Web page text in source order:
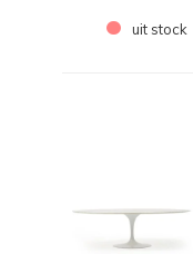
uit stock